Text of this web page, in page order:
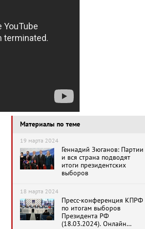
Материалы по теме
19 марта 2024
Геннадий Зюганов: Партии
и вся страна подводят
итоги президентских
выборов
18 марта 2024
Пресс-конференция КПРФ
по итогам выборов
Президента РФ
(18.03.2024). Онлайн